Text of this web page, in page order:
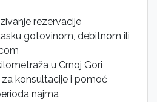
rezervacije
gotovinom, debitnom ili
u Crnoj Gori
konsultacije i pomoć
najma